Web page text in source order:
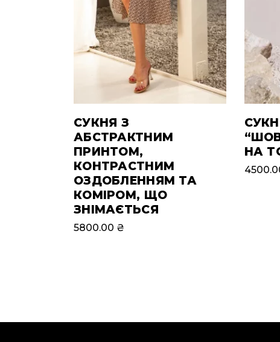
СУКНЯ З
АБСТРАКТНИМ
ПРИНТОМ,
КОНТРАСТНИМ
ОЗДОБЛЕННЯМ ТА
КОМІРОМ, ЩО
ЗНІМАЄТЬСЯ
5800.00 ₴
НА